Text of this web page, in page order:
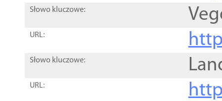
Słowo kluczowe:
URL:
Słowo kluczowe:
URL: